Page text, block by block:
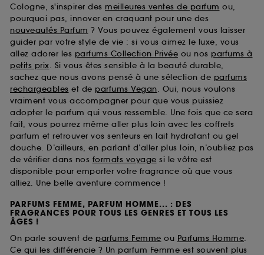
Cologne, s'inspirer des meilleures ventes de parfum ou,
pourquoi pas, innover en craquant pour une des
nouveautés Parfum ? Vous pouvez également vous laisser
guider par votre style de vie : si vous aimez le luxe, vous
allez adorer les parfums Collection Privée ou nos parfums à
petits prix. Si vous êtes sensible à la beauté durable,
sachez que nous avons pensé à une sélection de parfums
rechargeables et de parfums Vegan. Oui, nous voulons
vraiment vous accompagner pour que vous puissiez
adopter le parfum qui vous ressemble. Une fois que ce sera
fait, vous pourrez même aller plus loin avec les coffrets
parfum et retrouver vos senteurs en lait hydratant ou gel
douche. D’ailleurs, en parlant d’aller plus loin, n’oubliez pas
de vérifier dans nos formats voyage si le vôtre est
disponible pour emporter votre fragrance où que vous
alliez. Une belle aventure commence !
PARFUMS FEMME, PARFUM HOMME... : DES
FRAGRANCES POUR TOUS LES GENRES ET TOUS LES
ÂGES !
On parle souvent de parfums Femme ou Parfums Homme.
Ce qui les différencie ? Un parfum Femme est souvent plus